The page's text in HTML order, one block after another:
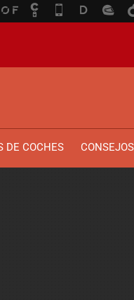
DE COCHES CONSEJOS